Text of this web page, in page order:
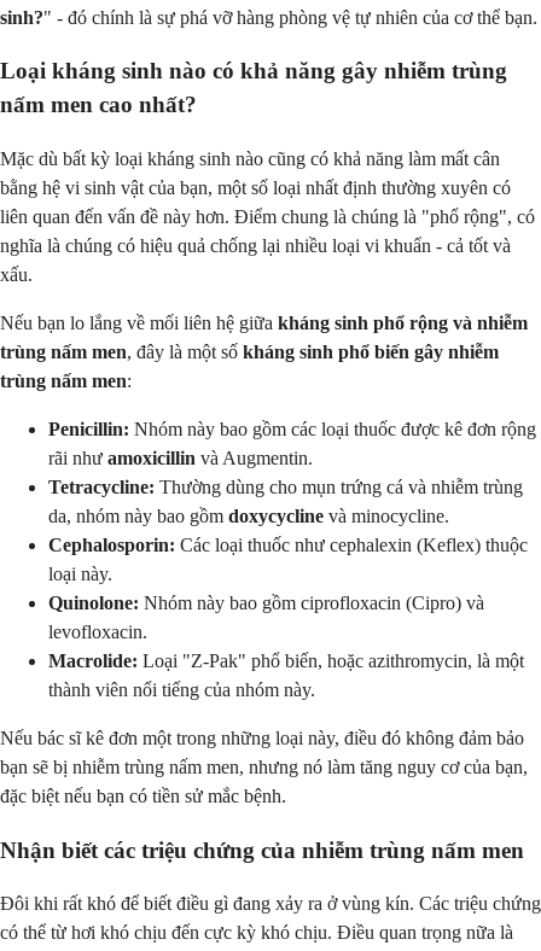
sinh?" - đó chính là sự phá vỡ hàng phòng vệ tự nhiên của cơ thể bạn.
Loại kháng sinh nào có khả năng gây nhiễm trùng
nấm men cao nhất?
Mặc dù bất kỳ loại kháng sinh nào cũng có khả năng làm mất cân
bằng hệ vi sinh vật của bạn, một số loại nhất định thường xuyên có
liên quan đến vấn đề này hơn. Điểm chung là chúng là "phổ rộng", có
nghĩa là chúng có hiệu quả chống lại nhiều loại vi khuẩn - cả tốt và
xấu.
Nếu bạn lo lắng về mối liên hệ giữa kháng sinh phổ rộng và nhiễm
trùng nấm men, đây là một số kháng sinh phổ biến gây nhiễm
trùng nấm men:
Penicillin: Nhóm này bao gồm các loại thuốc được kê đơn rộng
rãi như amoxicillin và Augmentin.
Tetracycline: Thường dùng cho mụn trứng cá và nhiễm trùng
da, nhóm này bao gồm doxycycline và minocycline.
Cephalosporin: Các loại thuốc như cephalexin (Keflex) thuộc
loại này.
Quinolone: Nhóm này bao gồm ciprofloxacin (Cipro) và
levofloxacin.
Macrolide: Loại "Z-Pak" phổ biến, hoặc azithromycin, là một
thành viên nổi tiếng của nhóm này.
Nếu bác sĩ kê đơn một trong những loại này, điều đó không đảm bảo
bạn sẽ bị nhiễm trùng nấm men, nhưng nó làm tăng nguy cơ của bạn,
đặc biệt nếu bạn có tiền sử mắc bệnh.
Nhận biết các triệu chứng của nhiễm trùng nấm men
Đôi khi rất khó để biết điều gì đang xảy ra ở vùng kín. Các triệu chứng
có thể từ hơi khó chịu đến cực kỳ khó chịu. Điều quan trọng nữa là